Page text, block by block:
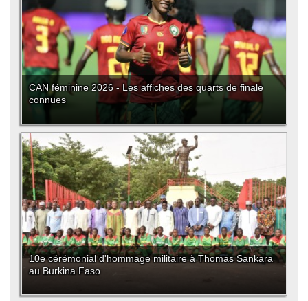
CAN féminine 2026 - Les affiches des quarts de finale
connues
10e cérémonial d'hommage militaire à Thomas Sankara
au Burkina Faso